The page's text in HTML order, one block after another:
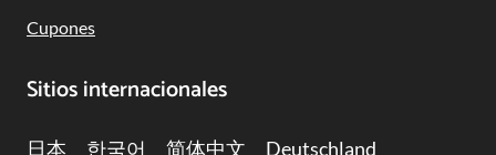
Cupones
Sitios internacionales
日本 한국어 简体中文 Deutschland